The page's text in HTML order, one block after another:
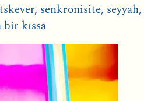
senkronisite, seyyah,
bir kıssa